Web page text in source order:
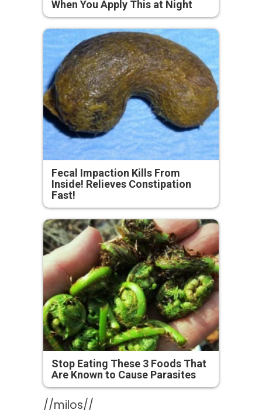
When You Apply This at Night
Fecal Impaction Kills From
Inside! Relieves Constipation
Fast!
Stop Eating These 3 Foods That
Are Known to Cause Parasites
//milos//